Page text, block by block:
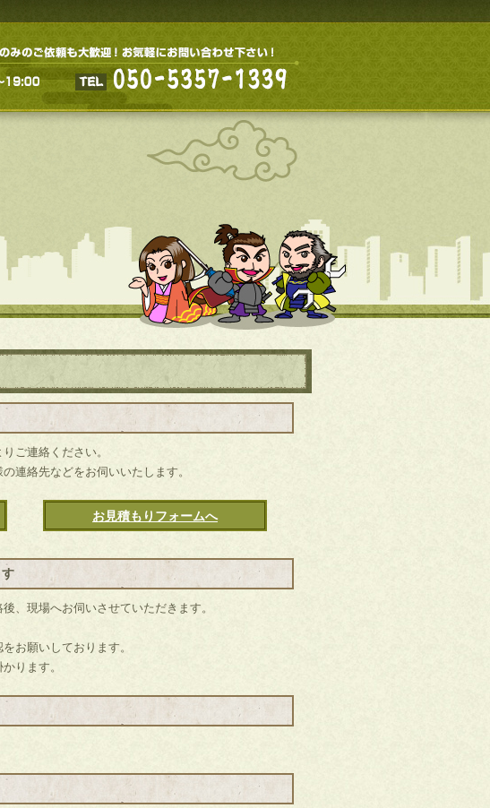
ご連絡ください。
連絡先などをお伺いいたします。
お見積もりフォームへ
、現場へお伺いさせていただきます。
お願いしております。
ります。